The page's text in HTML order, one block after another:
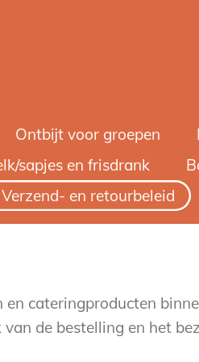
Ontbijt voor groepen
sapjes en frisdrank
Verzend- en retourbeleid
cateringproducten
de bestelling en het